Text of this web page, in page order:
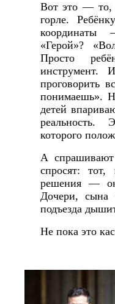
Вот это — то,
горле.
«Герой»?
Просто
инструмент.
проговорить
понимаешь».
детей
реальность.
которого
А
спросят: тот,
решения —
Дочери, сына
подъезда
Не пока это